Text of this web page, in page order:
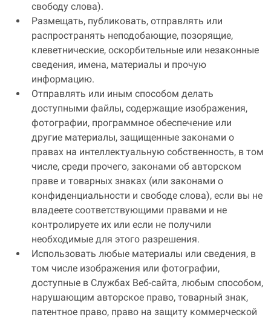
свободу слова).
Размещать, публиковать, отправлять или
распространять неподобающие, позорящие,
клеветнические, оскорбительные или незаконные
сведения, имена, материалы и прочую
информацию.
Отправлять или иным способом делать
доступными файлы, содержащие изображения,
фотографии, программное обеспечение или
другие материалы, защищенные законами о
правах на интеллектуальную собственность, в том
числе, среди прочего, законами об авторском
праве и товарных знаках (или законами о
конфиденциальности и свободе слова), если вы не
владеете соответствующими правами и не
контролируете их или если не получили
необходимые для этого разрешения.
Использовать любые материалы или сведения, в
том числе изображения или фотографии,
доступные в Службах Веб-сайта, любым способом,
нарушающим авторское право, товарный знак,
патентное право, право на защиту коммерческой